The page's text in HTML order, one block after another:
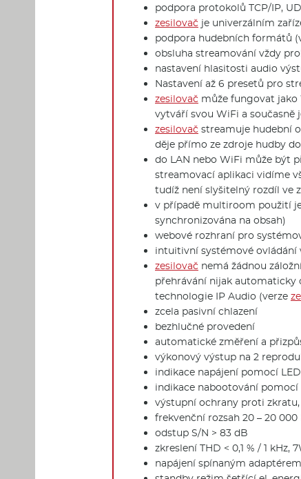
podpora protokolů TCP/IP,
zesilovač je univerzálním
podpora hudebních formátů
obsluha streamování vždy
nastavení hlasitosti audio
Nastavení až 6 presetů pro
zesilovač může fungovat jako
vytváří svou WiFi a současně
zesilovač streamuje hudební
děje přímo ze zdroje hudby do
do LAN nebo WiFi může být
streamovací aplikaci vidíme
tudíž není slyšitelný rozdíl ve
v případě multiroom použití
synchronizována na obsah)
webové rozhraní pro
intuitivní systémové ovládání
zesilovač nemá žádnou
přehrávání nijak automaticky
technologie IP Audio (verze
zcela pasivní chlazení
bezhlučné provedení
automatické změření a
výkonový výstup na 2
indikace napájení pomocí LED
indikace nabootování pomocí
výstupní ochrany proti
frekvenční rozsah 20 – 20 000
odstup S/N > 83 dB
zkreslení THD < 0,1 % / 1 kHz,
napájení spínaným adaptérem